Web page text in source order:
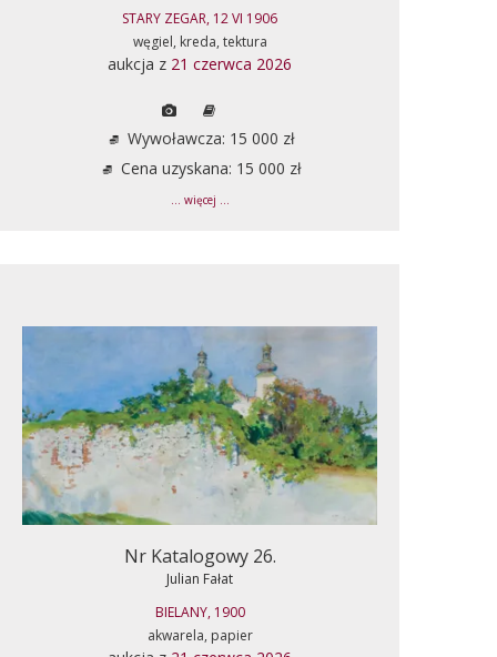
STARY ZEGAR, 12 VI 1906
węgiel, kreda, tektura
aukcja z 21 czerwca 2026
Wywoławcza: 15 000 zł
Cena uzyskana: 15 000 zł
... więcej ...
Nr Katalogowy 26.
Julian Fałat
BIELANY, 1900
akwarela, papier